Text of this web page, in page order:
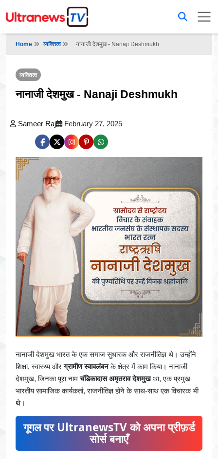
Home व्यक्तित्व नानाजी देशमुख - Nanaji Deshmukh
व्यक्तित्व
नानाजी देशमुख - Nanaji Deshmukh
Sameer Raj February 27, 2025
नानाजी देशमुख भारत के एक समाज सुधारक और राजनीतिज्ञ थे। उन्होंने
शिक्षा, स्वास्थ्य औरग्रामीण स्वावलंबनके क्षेत्र में काम किया। नानाजी
देशमुख, जिनका पूरा नामचंडिकादास अमृतराव देशमुखथा, एक प्रमुख
भारतीय सामाजिक कार्यकर्ता, राजनीतिज्ञ होने के साथ-साथ एक विचारक भी
थे।
गूगल पर UltranewsTV को अपना प्रीफ़र्ड
सोर्स बनाएँ